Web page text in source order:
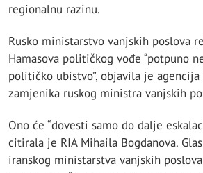
regionalnu razinu.
Rusko ministarstvo vanjskih poslova
Hamasova političkog vođe “potpuno
političko ubistvo”, objavila je agencija
zamjenika ruskog ministra vanjskih
Ono će “dovesti samo do dalje
citirala je RIA Mihaila Bogdanova.
iranskog ministarstva vanjskih poslova